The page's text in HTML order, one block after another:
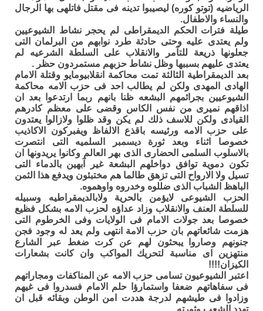
الرياضيه (توتو كوره) ليصيبوا تدينه فى مقتل فاتلهى بها الرجال
والنساء والاطفال.
طيلة فترات الحكم الديمقراطى لم يحجر نشاط الشيوعيين
ولم يعتدى عليه وحتى حادثة طرد نوابهم من البرلمان التى
جعلونها ذريعة للتآمر والانقلاب على السلطة الشرعيه لم
يعتدى عليهم بسببها وظل نشاط حزبهم مستمردون حظر .
بعد الديمقراطية الثالثة تمت محاكمة انقلابيومايو وقتلة الامام
الهادى المهدى ولكن لم يطالب احد فى حزب الامه محاكمة
الشيوعيين بجرائمهم البشعه ظنا بانهم ربما ارتدعوا بعد ان
اذاقهم نميرى من نفس الكاس وقضى على معظم كادرهم
القيادى ولكن للاسف ذلك لم يكن وقد ظلوا ولازالوا يعتدون
على حزب الامه ورئيسه باقذع الالفاظ ويفبركون الاكاذيب
خصوصا اثناء وبعد ثورة ديسمبر السلميه التى انتصرت
بالاسلوب السلمى الحضارى الذى بهر العالم وكانوا يريدونها ان
تكون دموية توافق دواخلهم البشعة غير آبهين بالدماء التى
تسيل ولا الارواح التى تزهق طالما هم مختبئون ويدفع هذا الثمن
الباهظ الشباب الذى ضللوه وخدروه واوهموه.
الحزب الشيوعى لايؤمن بالحرية ولابالديمقراطيه وسبيله
للسلطة العنف والانقلاب وزاد عداؤه لحزب الامه بشكل فظيع
خصوصا بعد جولات الامام فى الولايات وفى الخرطوم التى
هزمت شائعاتهم بان حزب الامة انتهى ولم يعد له وجود فجن
جنونهم وصاروا يبحثون لهم عن كرت ضغط عبر الشارع
منتهزين اى مناسبة لتحريك المواكب وان كانت بشعارات
الكيزان!!!!
اعتبر الشيوعيون تسامى حزب الامه عن المناكفات ومجاراتهم
فى سفاهاتهم ضعفا واستمارؤا حلم الامام فسدروا فى غيهم
وزادوا فى طيشهم لدرجة هددت امن الوطن وبقائه قبل ان
تهدد الشعب وثورته.